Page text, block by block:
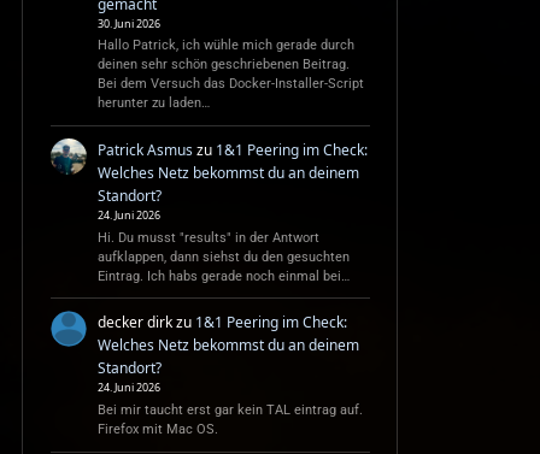
30. Juni 2026
Hallo Patrick, ich wühle mich gerade durch
deinen sehr schön geschriebenen Beitrag.
Bei dem Versuch das Docker-Installer-Script
herunter zu laden…
Patrick Asmuszu 1&1 Peering im Check:
Welches Netz bekommst du an deinem
Standort?
24. Juni 2026
Hi. Du musst "results" in der Antwort
aufklappen, dann siehst du den gesuchten
Eintrag. Ich habs gerade noch einmal bei…
decker dirkzu 1&1 Peering im Check:
Welches Netz bekommst du an deinem
Standort?
24. Juni 2026
Bei mir taucht erst gar kein TAL eintrag auf.
Firefox mit Mac OS.